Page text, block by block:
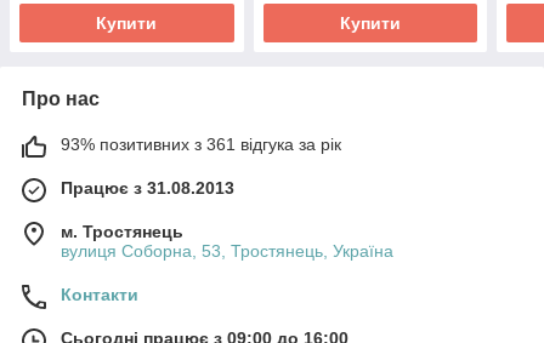
Купити Купити
Про нас
93% позитивних з 361 відгука за рік
Працює з 31.08.2013
м. Тростянець
вулиця Соборна, 53, Тростянець, Україна
Контакти
Сьогодні працює з 09:00 до 16:00